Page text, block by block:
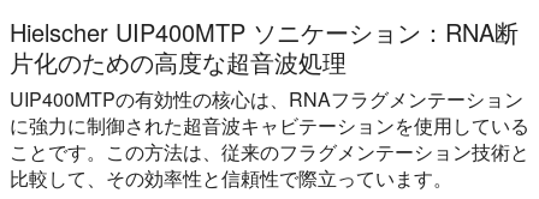
Hielscher UIP400MTP ソニケーション：RNA断
片化のための高度な超音波処理
UIP400MTPの有効性の核心は、RNAフラグメンテーション
に強力に制御された超音波キャビテーションを使用している
ことです。この方法は、従来のフラグメンテーション技術と
比較して、その効率性と信頼性で際立っています。